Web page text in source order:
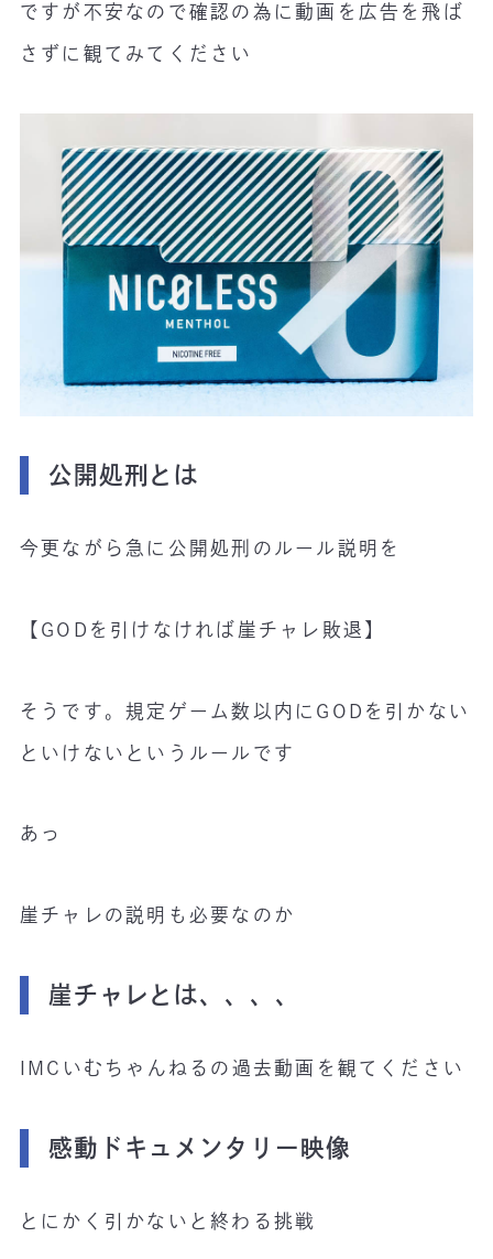
ですが不安なので確認の為に動画を広告を飛ば
さずに観てみてください
公開処刑とは
今更ながら急に公開処刑のルール説明を
【GODを引けなければ崖チャレ敗退】
そうです。規定ゲーム数以内にGODを引かない
といけないというルールです
あっ
崖チャレの説明も必要なのか
崖チャレとは、、、、
IMCいむちゃんねるの過去動画を観てください
感動ドキュメンタリー映像
とにかく引かないと終わる挑戦